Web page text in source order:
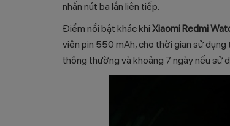
nhấn nút ba lần liên tiếp.
Điểm nổi bật khác khi Xiaomi Redmi
viên pin 550 mAh, cho thời gian sử
thông thường và khoảng 7 ngày nếu sử